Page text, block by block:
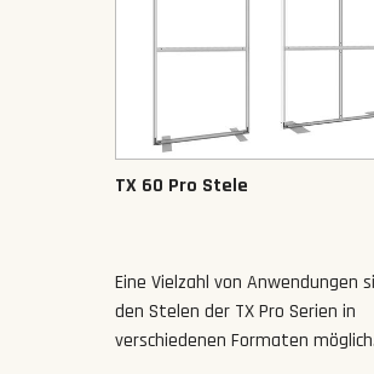
TX 60 Pro Stele
Eine Vielzahl von Anwendungen
den Stelen der TX Pro Serien in
verschiedenen Formaten möglich.